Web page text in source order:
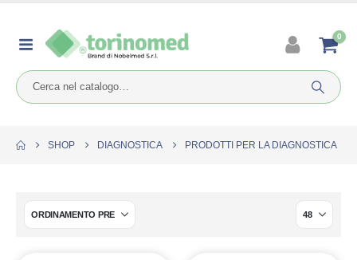
0
SHOP DIAGNOSTICA PRODOTTI PER LA DIAGNOSTICA